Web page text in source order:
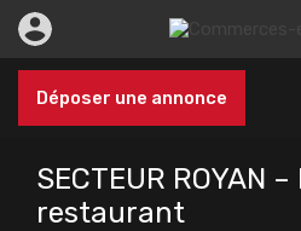
Déposer une annonce
SECTEUR ROYAN
restaurant